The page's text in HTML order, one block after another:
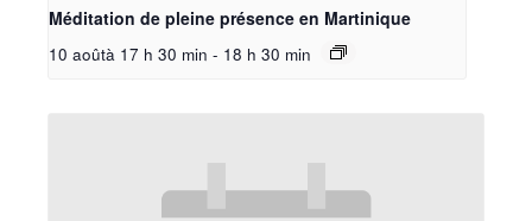
Méditation de pleine présence en Martinique
10 aoûtà 17 h 30 min - 18 h 30 min